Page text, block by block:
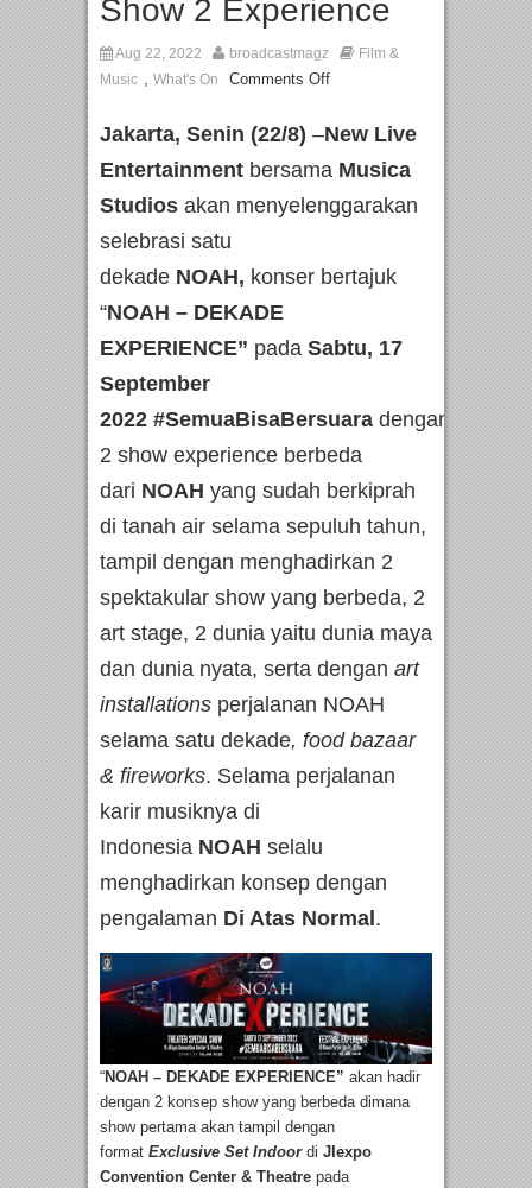
feat. Marcello Tahitoe dan Sandhy Sondoro
Show 2 Experience
Aug 22, 2022 broadcastmagz
Film &
Music , What's On Comments Off
Jakarta, Senin (22/8) –New Live
Entertainment bersama Musica
Studios akan menyelenggarakan
selebrasi satu
dekade NOAH, konser bertajuk
“NOAH – DEKADE
EXPERIENCE” pada Sabtu, 17
September
2022 #SemuaBisaBersuara dengan
2 show experience berbeda
dari NOAH yang sudah berkiprah
di tanah air selama sepuluh tahun,
tampil dengan menghadirkan 2
spektakular show yang berbeda, 2
art stage, 2 dunia yaitu dunia maya
dan dunia nyata, serta dengan art
installations perjalanan NOAH
selama satu dekade, food bazaar
& fireworks. Selama perjalanan
karir musiknya di
Indonesia NOAH selalu
menghadirkan konsep dengan
pengalaman Di Atas Normal .
“NOAH – DEKADE EXPERIENCE” akan hadir
dengan 2 konsep show yang berbeda dimana
show pertama akan tampil dengan
format Exclusive Set Indoor di JIexpo
Convention Center & Theatre pada